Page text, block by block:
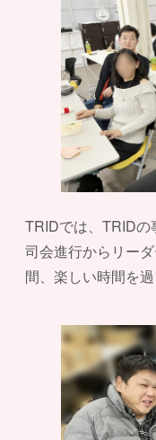
TRIDでは、TRIDの
司会進行からリー
間、楽しい時間を